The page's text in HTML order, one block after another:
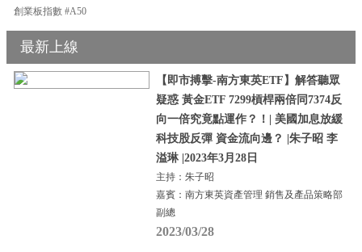
創業板指數 #A50
最新上線
【即市搏擊-南方東英ETF】解答聽眾
疑惑 黃金ETF 7299槓桿兩倍同7374反
向一倍究竟點運作？！| 美國加息放緩
科技股反彈 資金流向邊？ |朱子昭 李
溢琳 |2023年3月28日
主持：朱子昭
嘉賓：南方東英資產管理 銷售及產品策略部
副總
2023/03/28